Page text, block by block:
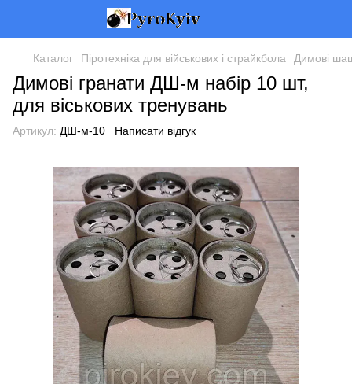
Каталог Піротехніка для військових і страйкбола Димові
Димові гранати ДШ-м набір 10 шт,
для віськових тренувань
Артикул: ДШ-м-10 Написати відгук